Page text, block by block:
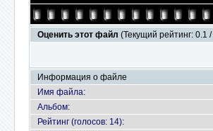
Оценить этот файл (Текущий рейтинг: 0.1
Информация о файле
Имя файла:
Альбом:
Рейтинг (голосов: 14):